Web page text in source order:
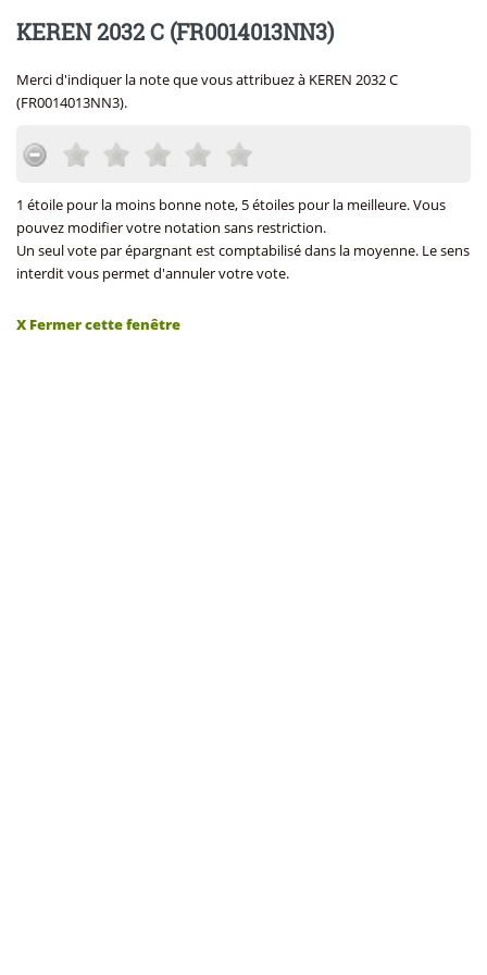
KEREN 2032 C (FR0014013NN3)
Merci d'indiquer la note que vous attribuez à KEREN 2032 C
(FR0014013NN3).
1 étoile pour la moins bonne note, 5 étoiles pour la meilleure. Vous
pouvez modifier votre notation sans restriction.
Un seul vote par épargnant est comptabilisé dans la moyenne. Le sens
interdit vous permet d'annuler votre vote.
X Fermer cette fenêtre